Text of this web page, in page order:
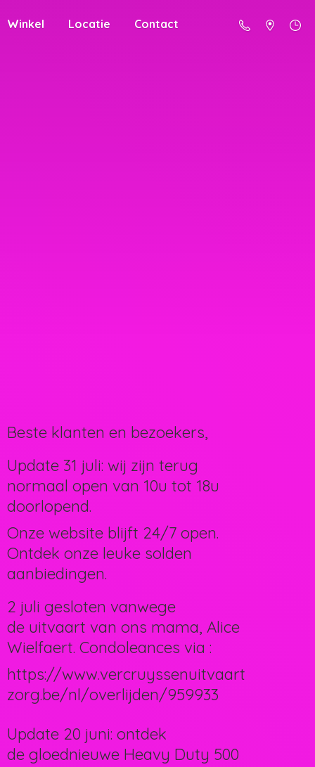
Winkel Locatie Contact
Beste klanten en bezoekers,
Update 31 juli: wij zijn terug
normaal open van 10u tot 18u
doorlopend.
Onze website blijft 24/7 open.
Ontdek onze leuke solden
aanbiedingen.
2 juli gesloten vanwege
de uitvaart van ons mama, Alice
Wielfaert. Condoleances via :
https://www.vercruyssenuitvaart
zorg.be/nl/overlijden/959933
Update 20 juni: ontdek
de gloednieuwe Heavy Duty 500